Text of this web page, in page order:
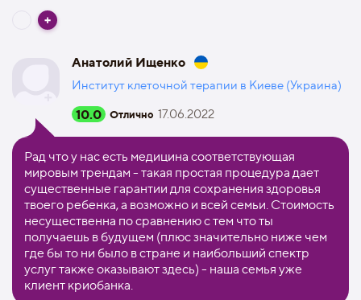
Анатолий Ищенко
Институт клеточной терапии в Киеве (Украина)
10.0 Отлично 17.06.2022
Рад что у нас есть медицина соответствующая
мировым трендам - такая простая процедура дает
существенные гарантии для сохранения здоровья
твоего ребенка, а возможно и всей семьи. Стоимость
несущественна по сравнению с тем что ты
получаешь в будущем (плюс значительно ниже чем
где бы то ни было в стране и наибольший спектр
услуг также оказывают здесь) - наша семья уже
клиент криобанка.